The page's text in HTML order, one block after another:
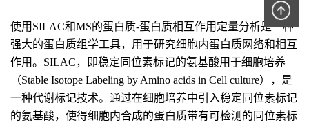
使用SILAC和MS的蛋白质-蛋白质相互作用定量分析是一种
强大的蛋白质组学工具，用于研究细胞内蛋白质网络和相互
作用。SILAC，即稳定同位素标记的氨基酸用于细胞培养
（Stable Isotope Labeling by Amino acids in Cell culture），是
一种代谢标记技术。通过在细胞培养中引入稳定同位素标记
的氨基酸，使得细胞内合成的蛋白质带有可检测的同位素标